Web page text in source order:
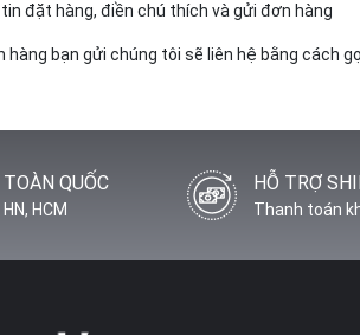
đặt hàng, điền chú thích và gửi đơn hàng
bạn gửi chúng tôi sẽ liên hệ bằng cách
QUỐC
HCM
HỖ TRỢ
Thanh toán